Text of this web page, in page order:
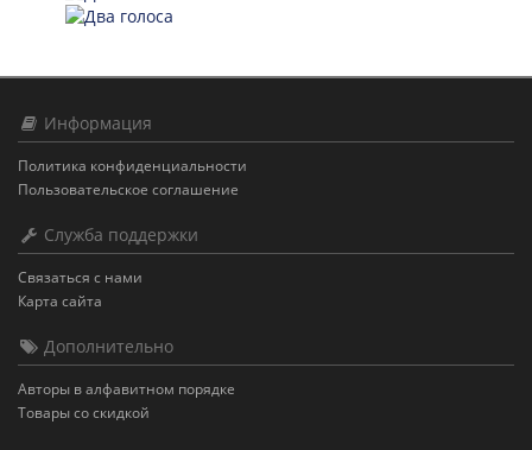
Информация
Политика конфиденциальности
Пользовательское соглашение
Служба поддержки
Связаться с нами
Карта сайта
Дополнительно
Авторы в алфавитном порядке
Товары со скидкой